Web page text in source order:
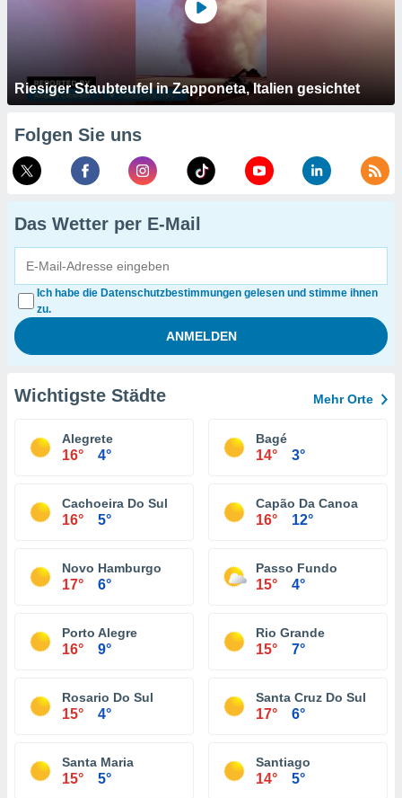
Riesiger Staubteufel in Zapponeta, Italien gesichtet
Folgen Sie uns
Das Wetter per E-Mail
Ich habe die Datenschutzbestimmungen gelesen und stimme ihnen
zu.
Wichtigste Städte Mehr Orte
Alegrete
16° 4°
Bagé
14° 3°
Cachoeira Do Sul
16° 5°
Capão Da Canoa
16° 12°
Novo Hamburgo
17° 6°
Passo Fundo
15° 4°
Porto Alegre
16° 9°
Rio Grande
15° 7°
Rosario Do Sul
15° 4°
Santa Cruz Do Sul
17° 6°
Santa Maria
15° 5°
Santiago
14° 5°